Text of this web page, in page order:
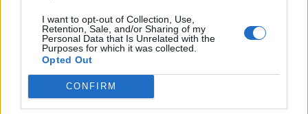
I want to opt-out of Collection, Use,
Retention, Sale, and/or Sharing of my
Personal Data that Is Unrelated with the
Purposes for which it was collected.
Opted Out
CONFIRM
pahvilaatikosta vauvalle
puuhapaikka